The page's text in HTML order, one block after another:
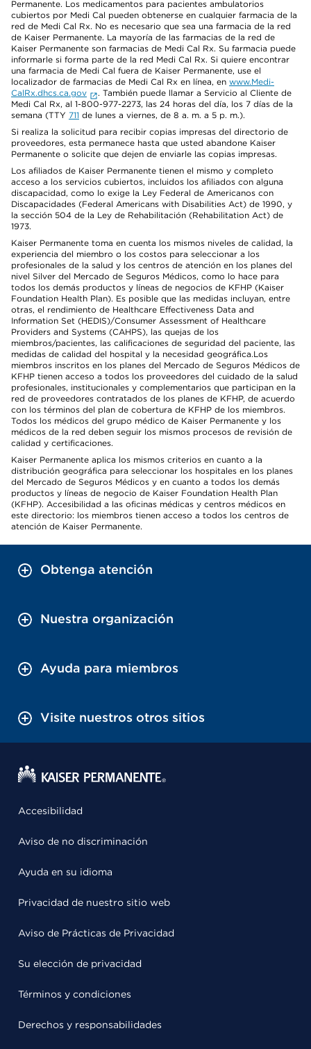
Permanente. Los medicamentos para pacientes ambulatorios
cubiertos por Medi Cal pueden obtenerse en cualquier farmacia de la
red de Medi Cal Rx. No es necesario que sea una farmacia de la red
de Kaiser Permanente. La mayoría de las farmacias de la red de
Kaiser Permanente son farmacias de Medi Cal Rx. Su farmacia puede
informarle si forma parte de la red Medi Cal Rx. Si quiere encontrar
una farmacia de Medi Cal fuera de Kaiser Permanente, use el
localizador de farmacias de Medi Cal Rx en línea, en www.Medi-
CalRx.dhcs.ca.gov
. También puede llamar a Servicio al Cliente de
Medi Cal Rx, al 1-800-977-2273, las 24 horas del día, los 7 días de la
semana (TTY 711 de lunes a viernes, de 8 a. m. a 5 p. m.).
Si realiza la solicitud para recibir copias impresas del directorio de
proveedores, esta permanece hasta que usted abandone Kaiser
Permanente o solicite que dejen de enviarle las copias impresas.
Los afiliados de Kaiser Permanente tienen el mismo y completo
acceso a los servicios cubiertos, incluidos los afiliados con alguna
discapacidad, como lo exige la Ley Federal de Americanos con
Discapacidades (Federal Americans with Disabilities Act) de 1990, y
la sección 504 de la Ley de Rehabilitación (Rehabilitation Act) de
1973.
Kaiser Permanente toma en cuenta los mismos niveles de calidad, la
experiencia del miembro o los costos para seleccionar a los
profesionales de la salud y los centros de atención en los planes del
nivel Silver del Mercado de Seguros Médicos, como lo hace para
todos los demás productos y líneas de negocios de KFHP (Kaiser
Foundation Health Plan). Es posible que las medidas incluyan, entre
otras, el rendimiento de Healthcare Effectiveness Data and
Information Set (HEDIS)/Consumer Assessment of Healthcare
Providers and Systems (CAHPS), las quejas de los
miembros/pacientes, las calificaciones de seguridad del paciente, las
medidas de calidad del hospital y la necesidad geográfica.Los
miembros inscritos en los planes del Mercado de Seguros Médicos de
KFHP tienen acceso a todos los proveedores del cuidado de la salud
profesionales, institucionales y complementarios que participan en la
red de proveedores contratados de los planes de KFHP, de acuerdo
con los términos del plan de cobertura de KFHP de los miembros.
Todos los médicos del grupo médico de Kaiser Permanente y los
médicos de la red deben seguir los mismos procesos de revisión de
calidad y certificaciones.
Kaiser Permanente aplica los mismos criterios en cuanto a la
distribución geográfica para seleccionar los hospitales en los planes
del Mercado de Seguros Médicos y en cuanto a todos los demás
productos y líneas de negocio de Kaiser Foundation Health Plan
(KFHP). Accesibilidad a las oficinas médicas y centros médicos en
este directorio: los miembros tienen acceso a todos los centros de
atención de Kaiser Permanente.
Obtenga atención
Nuestra organización
Ayuda para miembros
Visite nuestros otros sitios
Accesibilidad
Aviso de no discriminación
Ayuda en su idioma
Privacidad de nuestro sitio web
Aviso de Prácticas de Privacidad
Su elección de privacidad
Términos y condiciones
Derechos y responsabilidades